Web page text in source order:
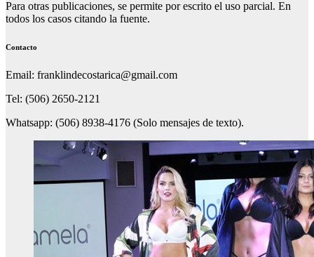
Para otras publicaciones, se permite por escrito el uso parcial. En
todos los casos citando la fuente.
Contacto
Email: franklindecostarica@gmail.com
Tel: (506) 2650-2121
Whatsapp: (506) 8938-4176 (Solo mensajes de texto).